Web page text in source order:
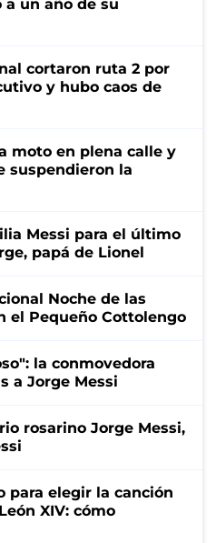
a un año de su
cortaron ruta 2 por
y hubo caos de
moto en plena calle y
suspendieron la
Messi para el último
papá de Lionel
Noche de las
el Pequeño Cottolengo
la conmovedora
a Jorge Messi
rosarino Jorge Messi,
para elegir la canción
XIV: cómo